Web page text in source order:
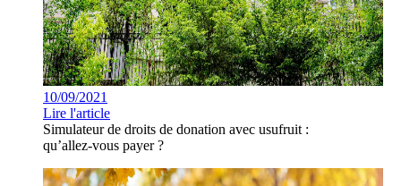
10/09/2021
Lire l'article
Simulateur de droits de donation avec usufruit :
qu’allez-vous payer ?